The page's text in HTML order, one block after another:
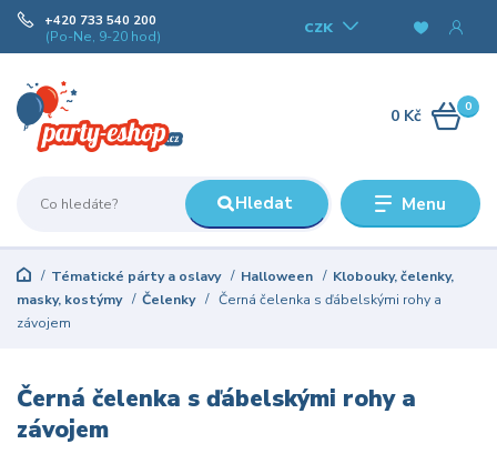
Menu
CZK
Hledat
+420 733 540 200
(Po-Ne, 9-20 hod)
0
0 Kč
Tématické párty a oslavy Halloween
Klobouky, čelenky,
masky, kostýmy
Čelenky
Černá čelenka s ďábelskými rohy a
závojem
Černá čelenka s ďábelskými rohy a
závojem